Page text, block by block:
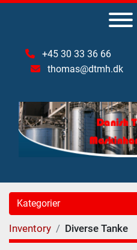
+45 30 33 36 66
thomas@dtmh.dk
Kategorier
Inventory Diverse Tanke